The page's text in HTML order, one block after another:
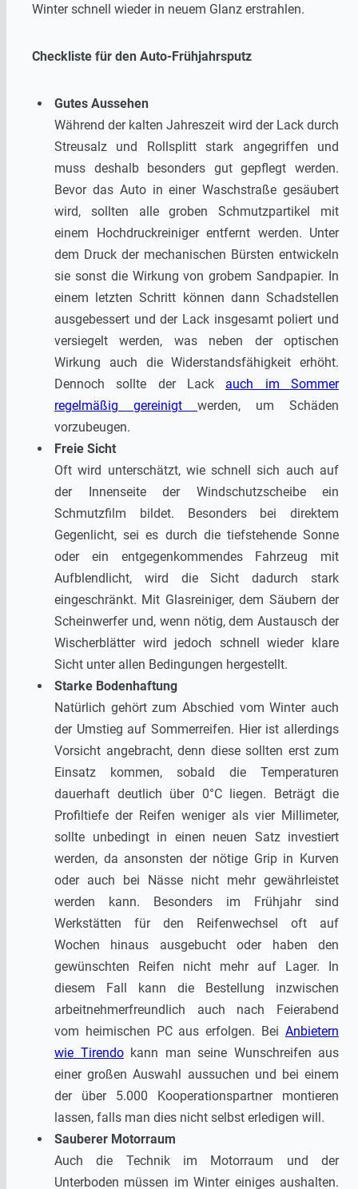
Winter schnell wieder in neuem Glanz erstrahlen.
Checkliste für den Auto-Frühjahrsputz
Gutes Aussehen
Während der kalten Jahreszeit wird der Lack durch
Streusalz und Rollsplitt stark angegriffen und
muss deshalb besonders gut gepflegt werden.
Bevor das Auto in einer Waschstraße gesäubert
wird, sollten alle groben Schmutzpartikel mit
einem Hochdruckreiniger entfernt werden. Unter
dem Druck der mechanischen Bürsten entwickeln
sie sonst die Wirkung von grobem Sandpapier. In
einem letzten Schritt können dann Schadstellen
ausgebessert und der Lack insgesamt poliert und
versiegelt werden, was neben der optischen
Wirkung auch die Widerstandsfähigkeit erhöht.
Dennoch sollte der Lack auch im Sommer
regelmäßig gereinigt
werden, um Schäden
vorzubeugen.
Freie Sicht
Oft wird unterschätzt, wie schnell sich auch auf
der Innenseite der Windschutzscheibe ein
Schmutzfilm bildet. Besonders bei direktem
Gegenlicht, sei es durch die tiefstehende Sonne
oder ein entgegenkommendes Fahrzeug mit
Aufblendlicht, wird die Sicht dadurch stark
eingeschränkt. Mit Glasreiniger, dem Säubern der
Scheinwerfer und, wenn nötig, dem Austausch der
Wischerblätter wird jedoch schnell wieder klare
Sicht unter allen Bedingungen hergestellt.
Starke Bodenhaftung
Natürlich gehört zum Abschied vom Winter auch
der Umstieg auf Sommerreifen. Hier ist allerdings
Vorsicht angebracht, denn diese sollten erst zum
Einsatz kommen, sobald die Temperaturen
dauerhaft deutlich über 0°C liegen. Beträgt die
Profiltiefe der Reifen weniger als vier Millimeter,
sollte unbedingt in einen neuen Satz investiert
werden, da ansonsten der nötige Grip in Kurven
oder auch bei Nässe nicht mehr gewährleistet
werden kann. Besonders im Frühjahr sind
Werkstätten für den Reifenwechsel oft auf
Wochen hinaus ausgebucht oder haben den
gewünschten Reifen nicht mehr auf Lager. In
diesem Fall kann die Bestellung inzwischen
arbeitnehmerfreundlich auch nach Feierabend
vom heimischen PC aus erfolgen. Bei Anbietern
wie Tirendokann man seine Wunschreifen aus
einer großen Auswahl aussuchen und bei einem
der über 5.000 Kooperationspartner montieren
lassen, falls man dies nicht selbst erledigen will.
Sauberer Motorraum
Auch die Technik im Motorraum und der
Unterboden müssen im Winter einiges aushalten.